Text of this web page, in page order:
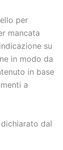
per
mancata
su
in modo da
in base
a
dal